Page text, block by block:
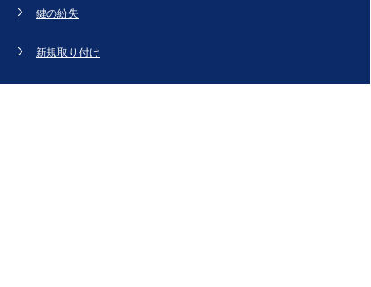
鍵の紛失
新規取り付け